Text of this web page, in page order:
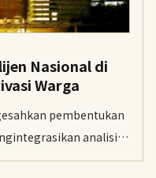
Nasional di
Warga
pembentukan
analisis
dijadwalkan